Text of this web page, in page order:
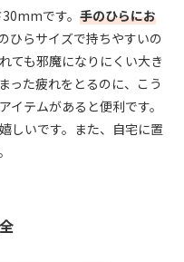
です。 手のひらにお
ひらサイズで持ちやすいの
ても邪魔になりにくい大き
った疲れをとるのに、こう
テムがあると便利です。
しいです。また、自宅に置